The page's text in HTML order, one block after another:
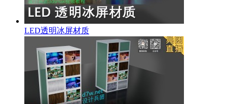
LED透明冰屏材质